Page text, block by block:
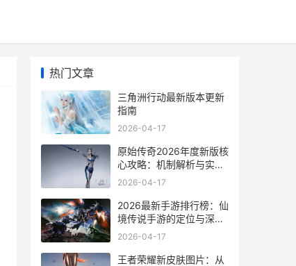
热门文章
三角洲行动最新版本更新
指南
2026-04-17
原始传奇2026年度新版核
心攻略：机制解析与实战
进阶
2026-04-17
2026最新手游排行榜：仙
境传说手游的定位与深度
解析
2026-04-17
王者荣耀新皮肤图片：从